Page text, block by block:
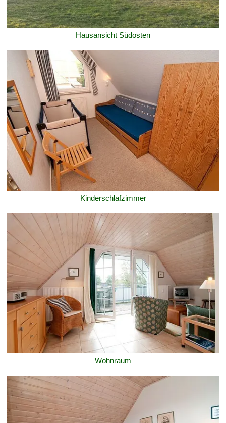
Hausansicht Südosten
Kinderschlafzimmer
Wohnraum